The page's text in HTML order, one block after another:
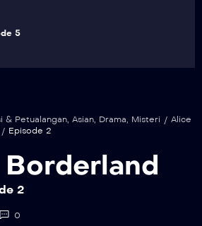
5
7
8
& Petualangan, Asian, Drama, Misteri / Alice
/ Episode 2
2
0